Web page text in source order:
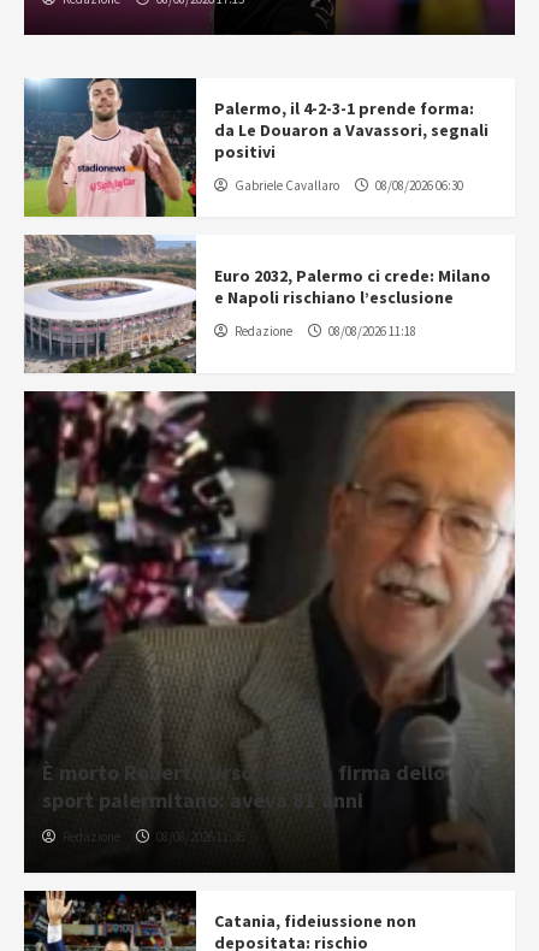
Palermo, il 4-2-3-1 prende forma:
da Le Douaron a Vavassori, segnali
positivi
Gabriele Cavallaro 08/08/2026 06:30
Euro 2032, Palermo ci crede: Milano
e Napoli rischiano l’esclusione
Redazione 08/08/2026 11:18
È morto Roberto Urso, storica firma dello
sport palermitano: aveva 81 anni
Redazione 08/08/2026 11:36
Catania, fideiussione non
depositata: rischio